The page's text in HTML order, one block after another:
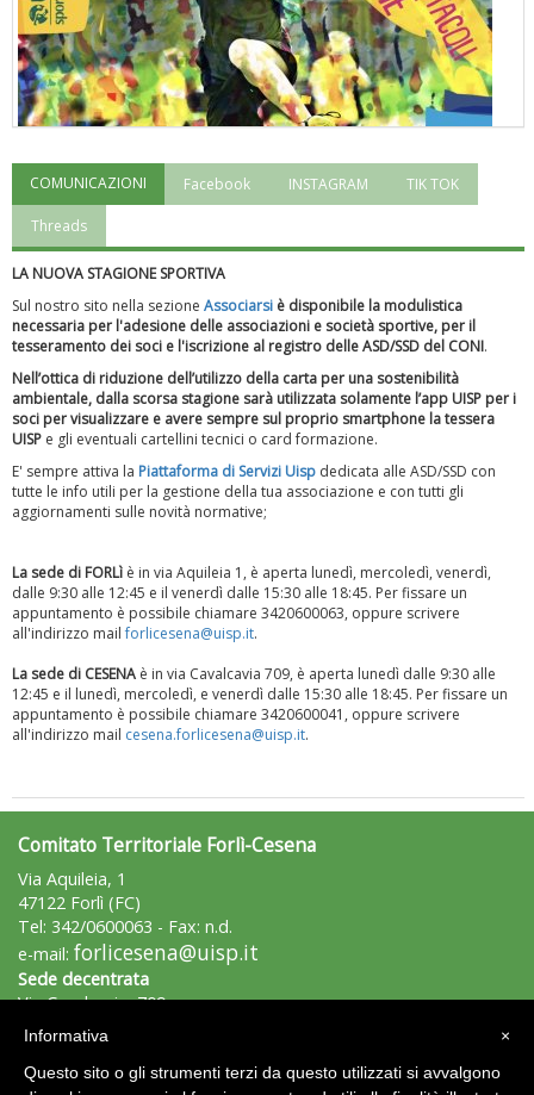
"Superare gli ostacoli": la relazione di Tiziano Pesce al CN Uisp
Luglio 2026: "Pensando con i piedi, si possono fare le
COMUNICAZIONI Facebook INSTAGRAM TIK TOK
Threads
LA NUOVA STAGIONE SPORTIVA
Sul nostro sito nella sezione Associarsi è disponibile la modulistica
necessaria per l'adesione delle associazioni e società sportive, per il
tesseramento dei soci e l'iscrizione al registro delle ASD/SSD del CONI.
Nell’ottica di riduzione dell’utilizzo della carta per una sostenibilità
ambientale, dalla scorsa stagione sarà utilizzata solamente l’app UISP per i
soci per visualizzare e avere sempre sul proprio smartphone la tessera
UISP e gli eventuali cartellini tecnici o card formazione.
E' sempre attiva la Piattaforma di Servizi Uisp dedicata alle ASD/SSD con
tutte le info utili per la gestione della tua associazione e con tutti gli
aggiornamenti sulle novità normative;
La sede di FORLì è in via Aquileia 1, è aperta lunedì, mercoledì, venerdì,
dalle 9:30 alle 12:45 e il venerdì dalle 15:30 alle 18:45. Per fissare un
appuntamento è possibile chiamare 3420600063, oppure scrivere
all'indirizzo mailforlicesena@uisp.it.
La sede di CESENA è in via Cavalcavia 709, è aperta lunedì dalle 9:30 alle
12:45 e il lunedì, mercoledì, e venerdì dalle 15:30 alle 18:45. Per fissare un
appuntamento è possibile chiamare 3420600041, oppure scrivere
all'indirizzo mail cesena.forlicesena@uisp.it.
Comitato Territoriale Forlì-Cesena
Via Aquileia, 1
47122 Forlì (FC)
Tel: 342/0600063 - Fax: n.d.
e-mail: forlicesena@uisp.it
Sede decentrata
Via Cavalcavia, 709
47521 - Cesena (FC)
e-mail:cesena.forlicesena@uisp.it
×
Informativa
Questo sito o gli strumenti terzi da questo utilizzati si avvalgono